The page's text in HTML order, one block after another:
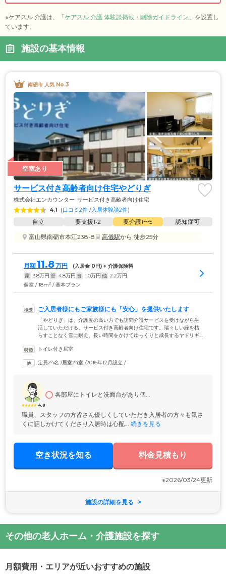
※ケアスル 介護は、「ケアスル 介護 体験談掲載・削除ガイドライン 」を設置し
ています。
施設の基本情報
南砺市 人気 No.3
空室あり
サービス付き高齢者向け住宅やどりぎ
株式会社エンカウンター サービス付き高齢者向け住宅
4.1 (口コミ2件 /入居体験談2件)
自立 要支援1•2 要介護1〜5
認知症可
富山県南砺市本江238-8
高儀駅から 徒歩25分
月額11.8 万円 (入居金 0円) + 介護保険料
家 3.8万円 管 4.8万円 食 1.0万円 他 2.2万円
個室 / 18m2 / 基本プラン
ご入居者様にもご家族様にも「安心」を提供いたします
「やどりぎ」は、介護度の高い方でも訪問介護サービスを受けながら生
活していただける、サービス付き高齢者向け住宅です。瑞々しい緑を枯
らすことなく雪に耐え、長い時間をかけてゆっくりと成長するヤドリギ
ただきたいという願いを込めて、ホームの名に「やどりぎ」と付けまし
い。またご家族様にもご安心いただけるよう、ご入居者様の普段の様子
トイレ付き居室
定員24名 /居室24室 /2016年12月設立 /
4.8
各部屋にトイレと洗面台があり個...
職員、スタッフの方皆さん優しくしていただき入居者の方々も気さ
くに話しかけてくださり入居時は心配... 続きを見る
空き状況を知る 料金見積もり
※2026/03/24更新
施設の詳細を見る
その他の老人ホーム・介護施設を探す
月額費用・エリアが近いおすすめの施設